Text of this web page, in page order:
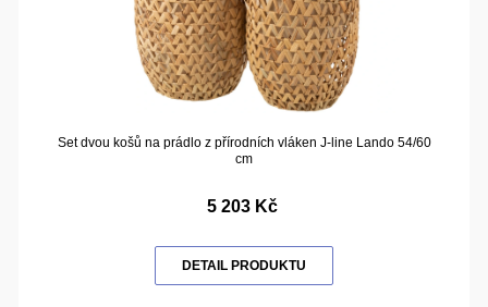
Set dvou košů na prádlo z přírodních vláken J-line Lando 54/60
cm
5 203 Kč
DETAIL PRODUKTU